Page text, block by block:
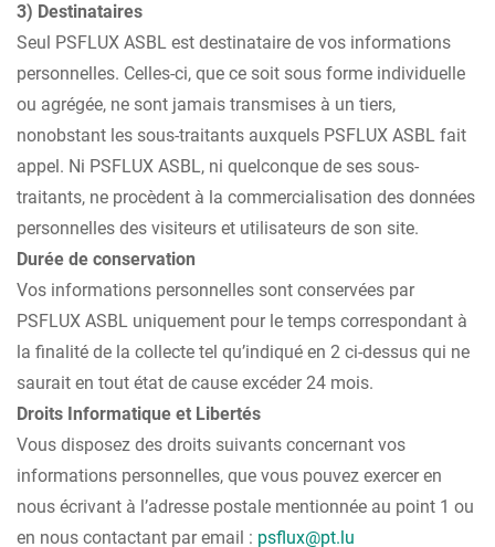
3) Destinataires
Seul PSFLUX ASBL est destinataire de vos informations
personnelles. Celles-ci, que ce soit sous forme individuelle
ou agrégée, ne sont jamais transmises à un tiers,
nonobstant les sous-traitants auxquels PSFLUX ASBL fait
appel. Ni PSFLUX ASBL, ni quelconque de ses sous-
traitants, ne procèdent à la commercialisation des données
personnelles des visiteurs et utilisateurs de son site.
Durée de conservation
Vos informations personnelles sont conservées par
PSFLUX ASBL uniquement pour le temps correspondant à
la finalité de la collecte tel qu’indiqué en 2 ci-dessus qui ne
saurait en tout état de cause excéder 24 mois.
Droits Informatique et Libertés
Vous disposez des droits suivants concernant vos
informations personnelles, que vous pouvez exercer en
nous écrivant à l’adresse postale mentionnée au point 1 ou
en nous contactant par email : psflux@pt.lu